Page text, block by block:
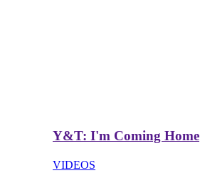
Y&T: I'm Coming Home
VIDEOS